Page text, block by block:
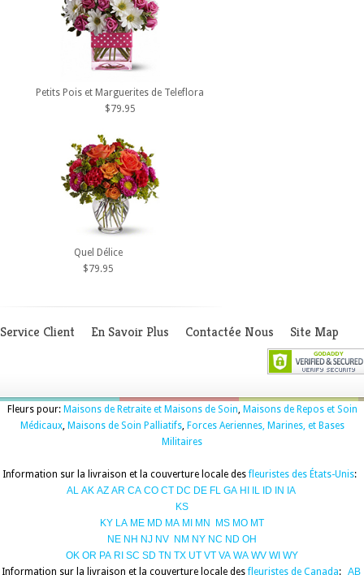
Petits Pois et Marguerites de Teleflora
$79.95
Quel Délice
$79.95
Service Client En Savoir Plus Contactée Nous Site Map
Fleurs pour: Maisons de Retraite et Maisons de Soin, Maisons de Repos et Soin
Médicaux, Maisons de Soin Palliatifs, Forces Aeriennes, Marines, et Bases
Militaires
Information sur la livraison et la couverture locale desfleuristes des États-Unis:
AL AK AZ AR CA CO CT DC DE FL GA HI IL ID IN IA
KS
KY LA ME MD MA MI MN MS MO MT
NE NH NJ NV NM NY NC ND OH
OK OR PA RI SC SD TN TX UT VT VA WA WV WI WY
Information sur la livraison et la couverture locale desfleuristes de Canada: AB